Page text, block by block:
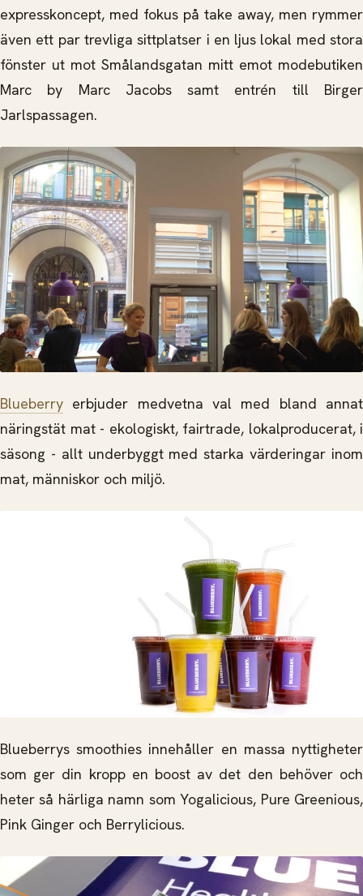
expresskoncept, med fokus på take away, men rymmer
även ett par trevliga sittplatser i en ljus lokal med stora
fönster ut mot Smålandsgatan mitt emot modebutiken
Marc by Marc Jacobs samt entrén till Birger
Jarlspassagen.
Blueberry erbjuder medvetna val med bland annat
näringstät mat - ekologiskt, fairtrade, lokalproducerat, i
säsong - allt underbyggt med starka värderingar inom
mat, människor och miljö.
Blueberrys smoothies innehåller en massa nyttigheter
som ger din kropp en boost av det den behöver och
heter så härliga namn som Yogalicious, Pure Greenious,
Pink Ginger och Berrylicious.